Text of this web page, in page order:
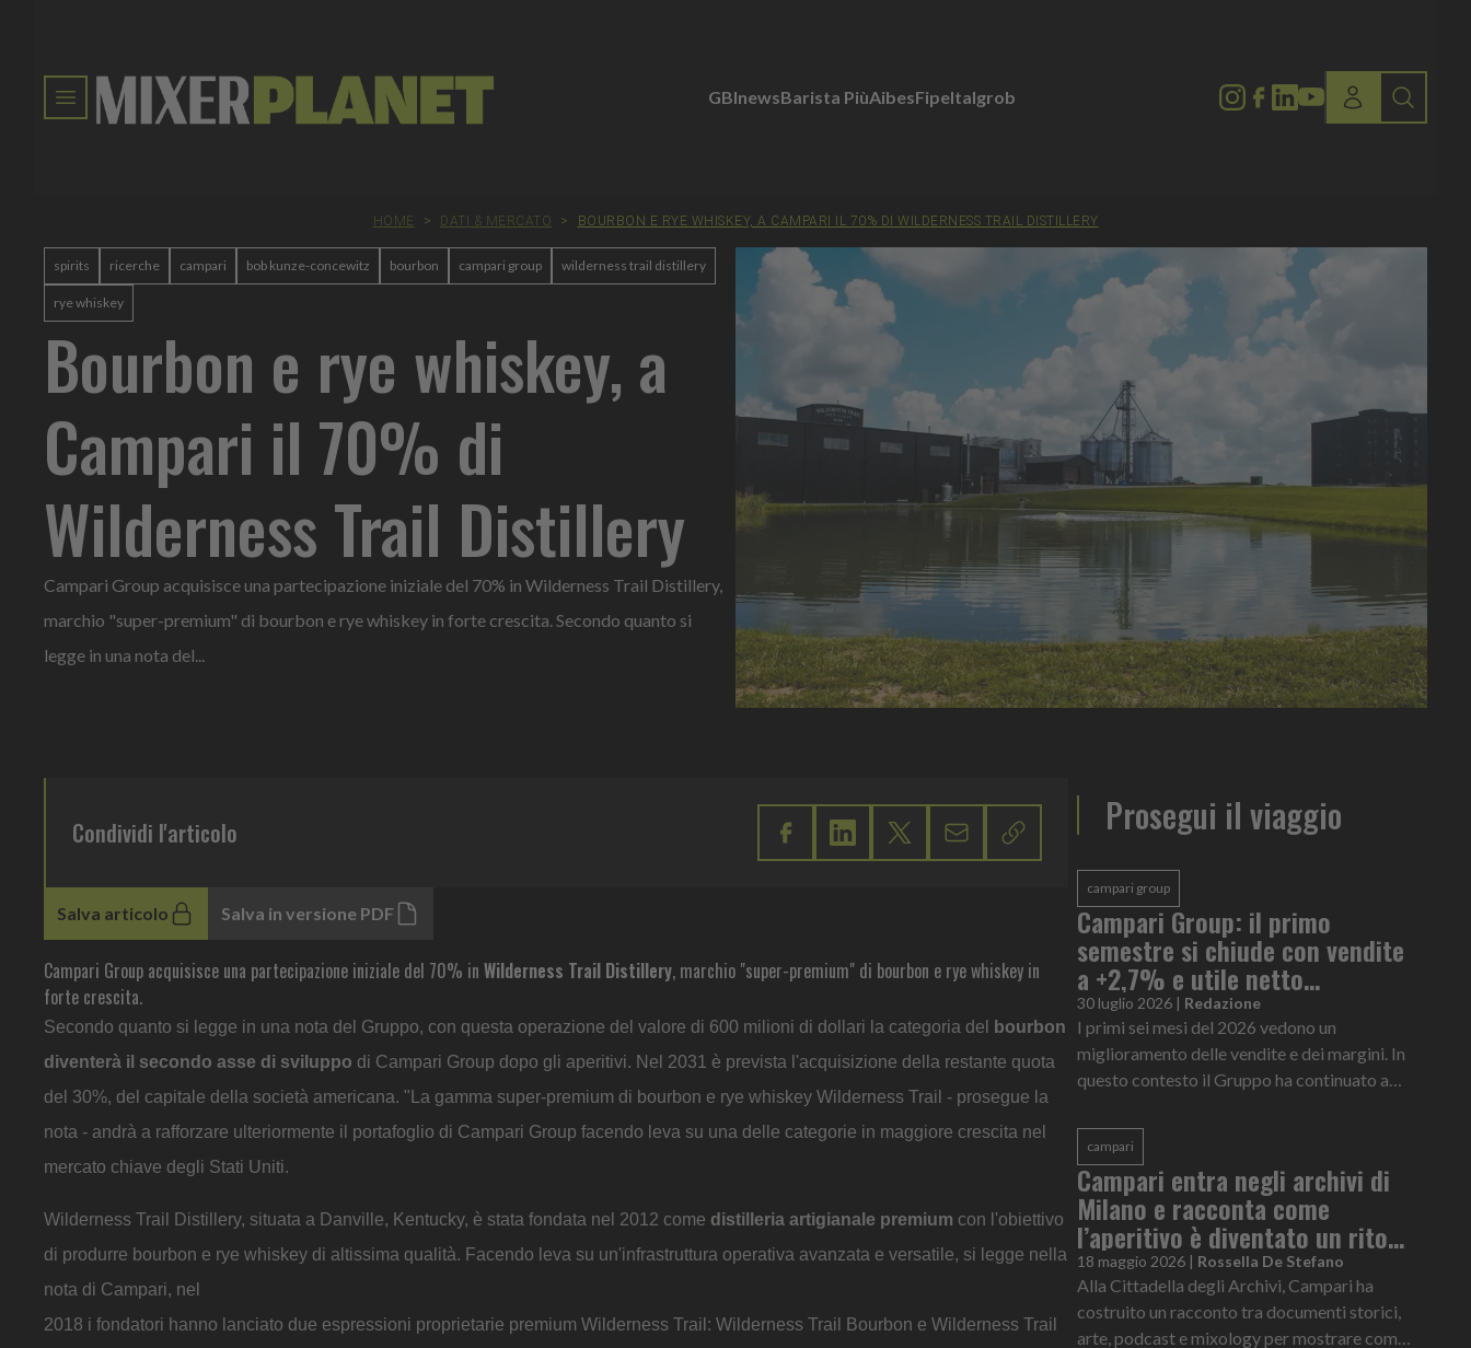
GBInewsBarista PiùAibesFipeItalgrob
HOME > DATI & MERCATO > BOURBON E RYE WHISKEY, A CAMPARI IL 70% DI WILDERNESS TRAIL DISTILLERY
spirits ricerche campari bob kunze-concewitz bourbon campari group wilderness trail distillery
rye whiskey
Bourbon e rye whiskey, a
Campari il 70% di
Wilderness Trail Distillery
Campari Group acquisisce una partecipazione iniziale del 70% in Wilderness Trail Distillery,
marchio "super-premium" di bourbon e rye whiskey in forte crescita. Secondo quanto si
legge in una nota del...
Condividi l'articolo
Salva articolo Salva in versione PDF
Campari Group acquisisce una partecipazione iniziale del 70% in Wilderness Trail Distillery, marchio "super-premium" di bourbon e rye whiskey in
forte crescita.
Secondo quanto si legge in una nota del Gruppo, con questa operazione del valore di 600 milioni di dollari la categoria del
bourbon
diventerà il secondo asse di sviluppo di Campari Group dopo gli aperitivi. Nel 2031 è prevista l'acquisizione della restante quota
del 30%, del capitale della società americana. "La gamma super-premium di bourbon e rye whiskey Wilderness Trail - prosegue la
nota - andrà a rafforzare ulteriormente il portafoglio di Campari Group facendo leva su una delle categorie in maggiore crescita nel
mercato chiave degli Stati Uniti.
Wilderness Trail Distillery, situata a Danville, Kentucky, è stata fondata nel 2012 come distilleria artigianale premium con l'obiettivo
di produrre bourbon e rye whiskey di altissima qualità. Facendo leva su un'infrastruttura operativa avanzata e versatile, si legge nella
nota di Campari, nel
2018 i fondatori hanno lanciato due espressioni proprietarie premium Wilderness Trail: Wilderness Trail Bourbon e Wilderness Trail
Prosegui il viaggio
campari group
Campari Group: il primo
semestre si chiude con vendite
a +2,7% e utile netto
rettificato a +4,7%
30 luglio 2026 | Redazione
I primi sei mesi del 2026 vedono un
miglioramento delle vendite e dei margini. In
questo contesto il Gruppo ha continuato a
sovraperformance in termini di sell-out e ad
aumentare le quote di mercato rispetto al
settore degli spirit sui brand prioritari
campari
Campari entra negli archivi di
Milano e racconta come
l’aperitivo è diventato un rito
urbano
18 maggio 2026 | Rossella De Stefano
Alla Cittadella degli Archivi, Campari ha
costruito un racconto tra documenti storici,
arte, podcast e mixology per mostrare come il